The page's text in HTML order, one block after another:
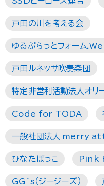
戸田の川を考える会
ゆるぷらっとフォーム
戸田ルネッサ吹奏楽団
特定非営利活動法人オリ
Code for TODA
一般社団法人 merry
ひなたぼっこ Pink
GG`s（ジージーズ）